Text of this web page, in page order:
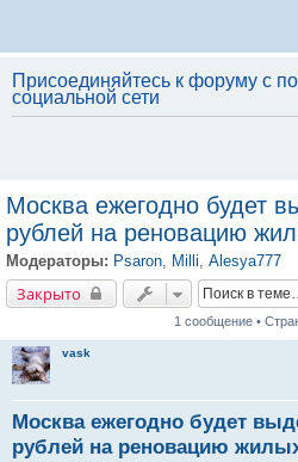
Присоединяйтесь к форуму с
социальной сети
Москва ежегодно будет
рублей на реновацию
Модераторы: Psaron, Milli, Alesya777
Закрыто
Закрыто
1 сообщение •
vask
Москва ежегодно будет
рублей на реновацию